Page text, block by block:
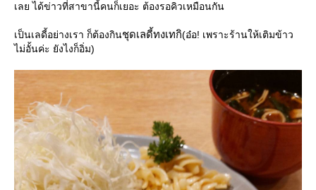
เลย ได้ข่าวที่สาขานี้คนก็เยอะ ต้องรอคิวเหมือนกัน
เป็นเลดี้อย่างเรา ก็ต้องกินชุดเลดี้ทงเทกิ(อ๋อ! เพราะร้านให้เติมข้าว
ไม่อั้นค่ะ ยังไงก็อิ่ม)